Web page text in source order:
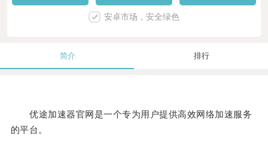
安卓市场，安全绿色
简介 排行
优途加速器官网是一个专为用户提供高效网络加速服务
的平台。